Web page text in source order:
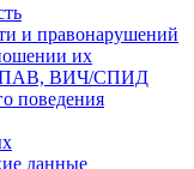
и правонарушений
их
ПАВ, ВИЧ/СПИД
поведения
данные